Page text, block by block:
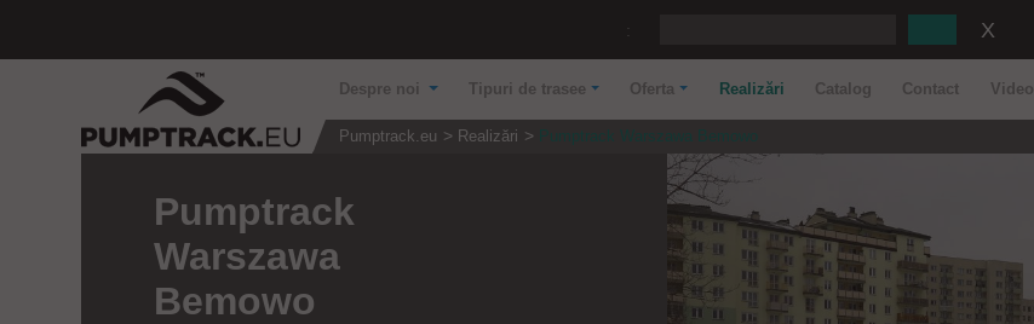
Despre noi Tipuri de trasee Oferta Realizări Catalog Contact Video
Pumptrack.eu Realizări Pumptrack Warszawa Bemowo
Pumptrack
Warszawa
Bemowo